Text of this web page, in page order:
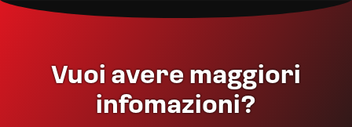
Vuoi avere maggiori
infomazioni?